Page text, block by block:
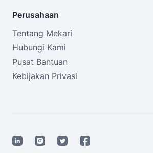
Perusahaan
Tentang Mekari
Hubungi Kami
Pusat Bantuan
Kebijakan Privasi